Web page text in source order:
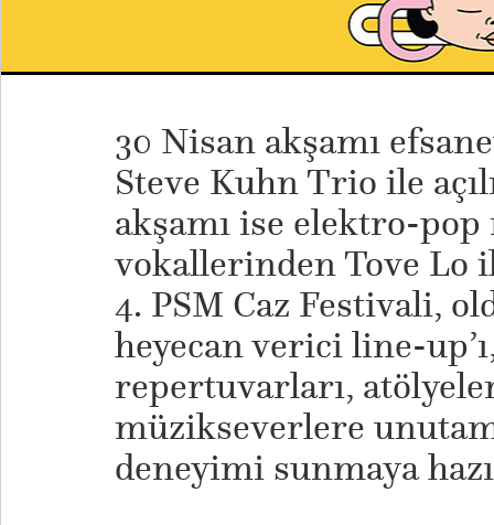
30 Nisan akşamı
Steve Kuhn Trio ile
akşamı ise elektro-
vokallerinden Tove Lo
4. PSM Caz Festivali,
heyecan verici line-
repertuvarları,
müzikseverlere
deneyimi sunmaya